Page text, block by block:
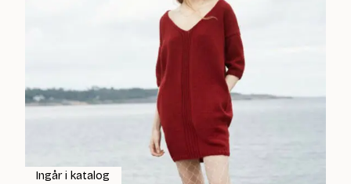
Ingår i katalog